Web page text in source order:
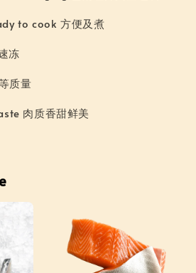
to cook 方便及煮
冻
质量
肉质香甜鲜美